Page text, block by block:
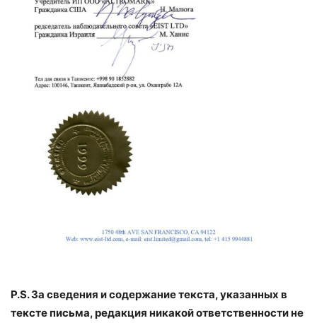
P.S. За сведения и содержание текста, указанных в
тексте письма, редакция никакой ответственности не